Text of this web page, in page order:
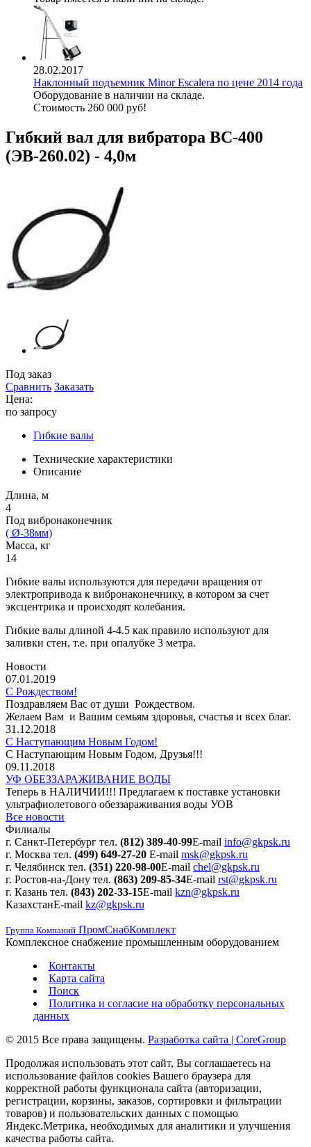
28.02.2017
Наклонный подъемник Minor Escalera по цене 2014 года
Оборудование в наличии на складе.
Стоимость 260 000 руб!
Гибкий вал для вибратора ВС-400
(ЭВ-260.02) - 4,0м
Под заказ
Сравнить Заказать
Цена:
по запросу
Гибкие валы
Технические характеристики
Описание
Длина, м
4
Под вибронаконечник
( Ø-38мм)
Масса, кг
14
Гибкие валы используются для передачи вращения от
электропривода к вибронаконечнику, в котором за счет
эксцентрика и происходят колебания.
Гибкие валы длиной 4-4.5 как правило используют для
заливки стен, т.е. при опалубке 3 метра.
Новости
07.01.2019
С Рождеством!
Поздравляем Вас от души Рождеством.
Желаем Вам и Вашим семьям здоровья, счастья и всех благ.
31.12.2018
С Наступающим Новым Годом!
С Наступающим Новым Годом, Друзья!!!
09.11.2018
УФ ОБЕЗЗАРАЖИВАНИЕ ВОДЫ
Теперь в НАЛИЧИИ!!! Предлагаем к поставке установки
ультрафиолетового обеззараживания воды УОВ
Все новости
Филиалы
г. Санкт-Петербург тел. (812) 389-40-99E-mail info@gkpsk.ru
г. Москва тел. (499) 649-27-20 E-mail msk@gkpsk.ru
г. Челябинск тел. (351) 220-98-00E-mail chel@gkpsk.ru
г. Ростов-на-Дону тел. (863) 209-85-34E-mail rst@gkpsk.ru
г. Казань тел. (843) 202-33-15E-mail kzn@gkpsk.ru
КазахстанE-mail kz@gkpsk.ru
Группа Компаний ПромСнабКомплект
Комплексное снабжение промышленным оборудованием
Контакты
Карта сайта
Поиск
Политика и согласие на обработку персональных
данных
© 2015 Все права защищены. Разработка сайта | CoreGroup
Продолжая использовать этот сайт, Вы соглашаетесь на
использование файлов cookies Вашего браузера для
корректной работы функционала сайта (авторизации,
регистрации, корзины, заказов, сортировки и фильтрации
товаров) и пользовательских данных с помощью
Яндекс.Метрика, необходимых для аналитики и улучшения
качества работы сайта.